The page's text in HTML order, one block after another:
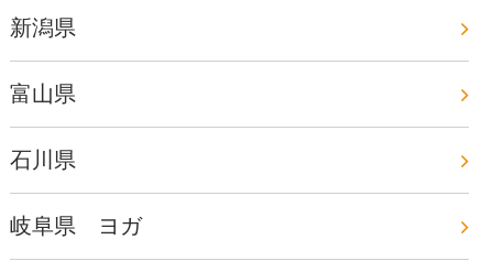
新潟県
富山県
石川県
岐阜県 ヨガ